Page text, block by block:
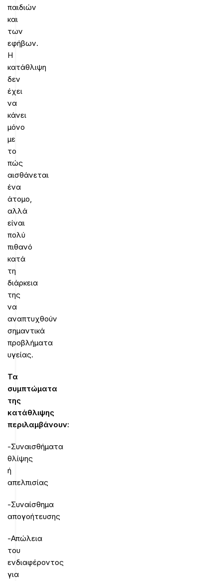
παιδιών
και
των
εφήβων.
Η
κατάθλιψη
δεν
έχει
να
κάνει
μόνο
με
το
πώς
αισθάνεται
ένα
άτομο,
αλλά
είναι
πολύ
πιθανό
κατά
τη
διάρκεια
της
να
αναπτυχθούν
σημαντικά
προβλήματα
υγείας.
Τα
συμπτώματα
της
κατάθλιψης
περιλαμβάνουν:
-Συναισθήματα
θλίψης
ή
απελπισίας
-Συναίσθημα
απογοήτευσης
-Απώλεια
του
ενδιαφέροντος
για